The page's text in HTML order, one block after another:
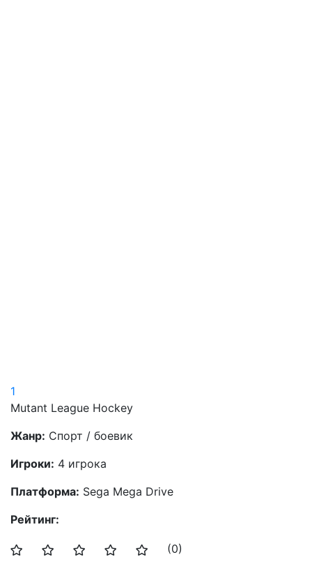
1
Mutant League Hockey
Жанр: Спорт / боевик
Игроки: 4 игрока
Платформа: Sega Mega Drive
Рейтинг:
(0)